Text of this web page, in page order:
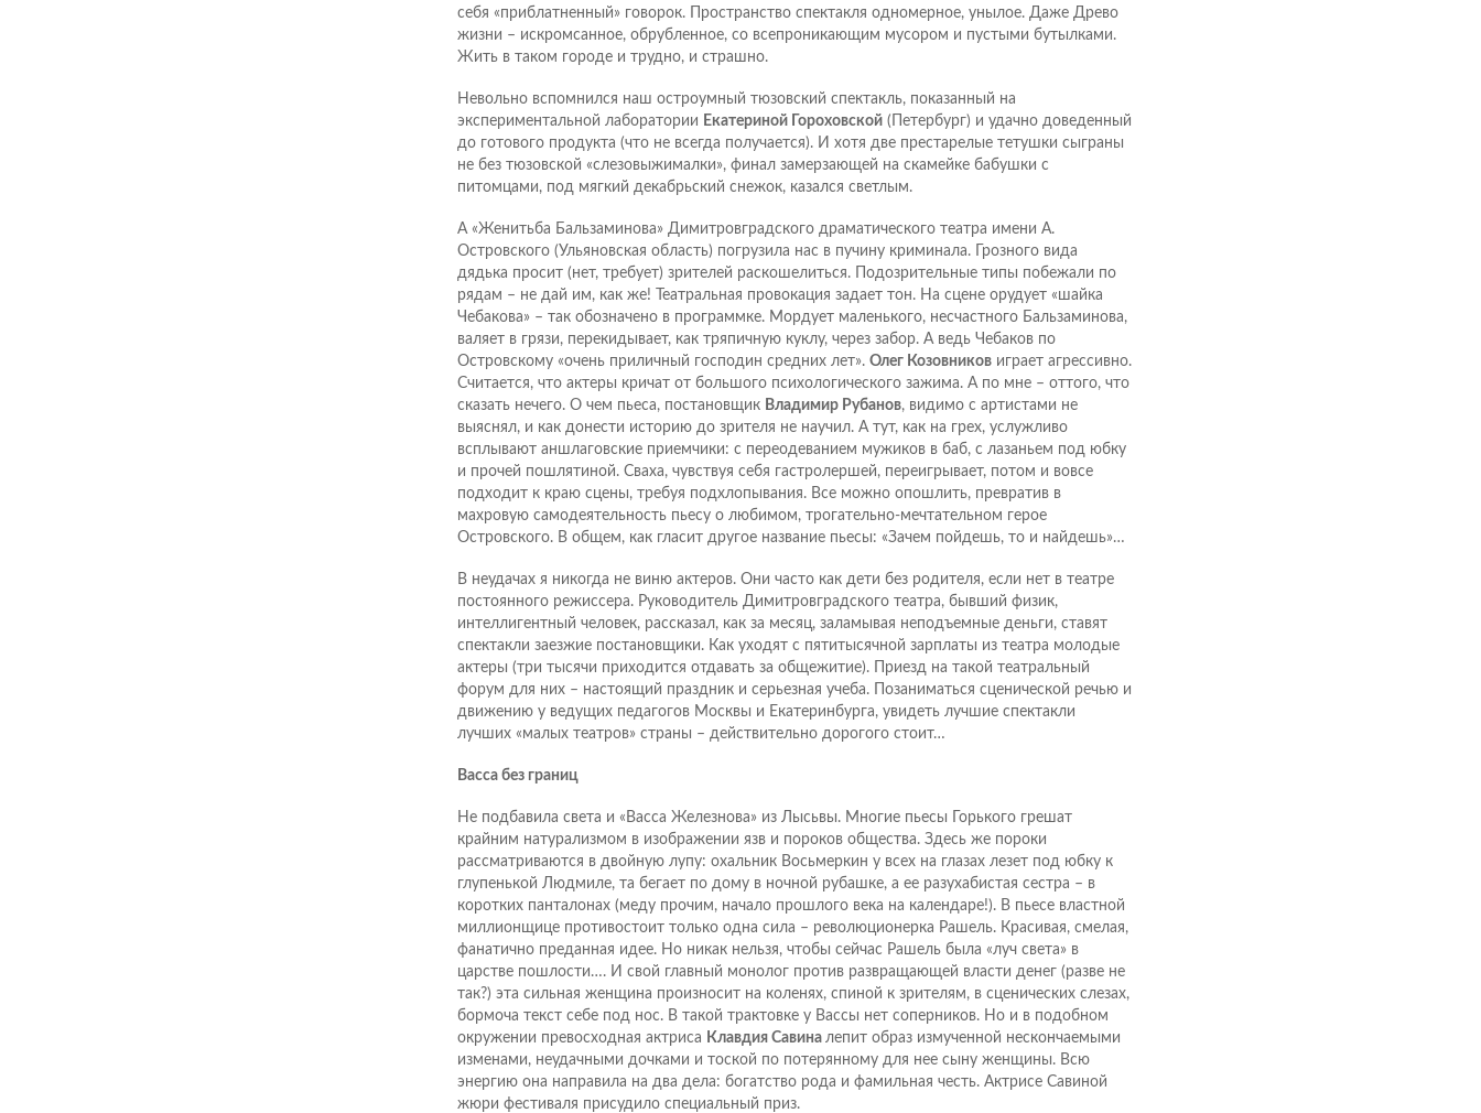
себя «приблатненный» говорок. Пространство спектакля одномерное, унылое. Даже Древо
жизни – искромсанное, обрубленное, со всепроникающим мусором и пустыми бутылками.
Жить в таком городе и трудно, и страшно.
Невольно вспомнился наш остроумный тюзовский спектакль, показанный на
экспериментальной лаборатории Екатериной Гороховской(Петербург) и удачно доведенный
до готового продукта (что не всегда получается). И хотя две престарелые тетушки сыграны
не без тюзовской «слезовыжималки», финал замерзающей на скамейке бабушки с
питомцами, под мягкий декабрьский снежок, казался светлым.
А «Женитьба Бальзаминова» Димитровградского драматического театра имени А.
Островского (Ульяновская область) погрузила нас в пучину криминала. Грозного вида
дядька просит (нет, требует) зрителей раскошелиться. Подозрительные типы побежали по
рядам – не дай им, как же! Театральная провокация задает тон. На сцене орудует «шайка
Чебакова» – так обозначено в программке. Мордует маленького, несчастного Бальзаминова,
валяет в грязи, перекидывает, как тряпичную куклу, через забор. А ведь Чебаков по
Островскому «очень приличный господин средних лет». Олег Козовниковиграет агрессивно.
Считается, что актеры кричат от большого психологического зажима. А по мне – оттого, что
сказать нечего. О чем пьеса, постановщик Владимир Рубанов, видимо с артистами не
выяснял, и как донести историю до зрителя не научил. А тут, как на грех, услужливо
всплывают аншлаговские приемчики: с переодеванием мужиков в баб, с лазаньем под юбку
и прочей пошлятиной. Сваха, чувствуя себя гастролершей, переигрывает, потом и вовсе
подходит к краю сцены, требуя подхлопывания. Все можно опошлить, превратив в
махровую самодеятельность пьесу о любимом, трогательно-мечтательном герое
Островского. В общем, как гласит другое название пьесы: «Зачем пойдешь, то и найдешь»…
В неудачах я никогда не виню актеров. Они часто как дети без родителя, если нет в театре
постоянного режиссера. Руководитель Димитровградского театра, бывший физик,
интеллигентный человек, рассказал, как за месяц, заламывая неподъемные деньги, ставят
спектакли заезжие постановщики. Как уходят с пятитысячной зарплаты из театра молодые
актеры (три тысячи приходится отдавать за общежитие). Приезд на такой театральный
форум для них – настоящий праздник и серьезная учеба. Позаниматься сценической речью и
движению у ведущих педагогов Москвы и Екатеринбурга, увидеть лучшие спектакли
лучших «малых театров» страны – действительно дорогого стоит…
Васса без границ
Не подбавила света и «Васса Железнова» из Лысьвы. Многие пьесы Горького грешат
крайним натурализмом в изображении язв и пороков общества. Здесь же пороки
рассматриваются в двойную лупу: охальник Восьмеркин у всех на глазах лезет под юбку к
глупенькой Людмиле, та бегает по дому в ночной рубашке, а ее разухабистая сестра – в
коротких панталонах (меду прочим, начало прошлого века на календаре!). В пьесе властной
миллионщице противостоит только одна сила – революционерка Рашель. Красивая, смелая,
фанатично преданная идее. Но никак нельзя, чтобы сейчас Рашель была «луч света» в
царстве пошлости…. И свой главный монолог против развращающей власти денег (разве не
так?) эта сильная женщина произносит на коленях, спиной к зрителям, в сценических слезах,
бормоча текст себе под нос. В такой трактовке у Вассы нет соперников. Но и в подобном
окружении превосходная актриса Клавдия Савина лепит образ измученной нескончаемыми
изменами, неудачными дочками и тоской по потерянному для нее сыну женщины. Всю
энергию она направила на два дела: богатство рода и фамильная честь. Актрисе Савиной
жюри фестиваля присудило специальный приз.